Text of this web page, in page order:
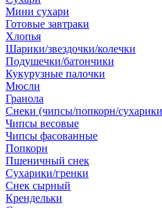
Мини сухари
Готовые завтраки
Хлопья
Шарики/звездочки/колечки
Подушечки/батончики
Кукурузные палочки
Мюсли
Гранола
Снеки (чипсы/попкорн/
Чипсы весовые
Чипсы фасованные
Попкорн
Пшеничный снек
Сухарики/гренки
Снек сырный
Крендельки